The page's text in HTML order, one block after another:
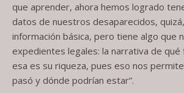
que aprender, ahora hemos logrado
datos de nuestros desaparecidos,
información básica, pero tiene algo que
expedientes legales: la narrativa de qué
esa es su riqueza, pues eso nos
pasó y dónde podrían estar”.